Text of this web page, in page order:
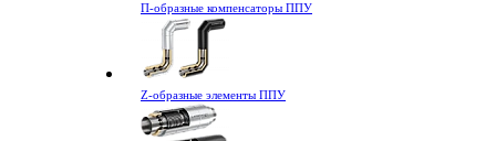
П-образные компенсаторы ППУ
Z-образные элементы ППУ